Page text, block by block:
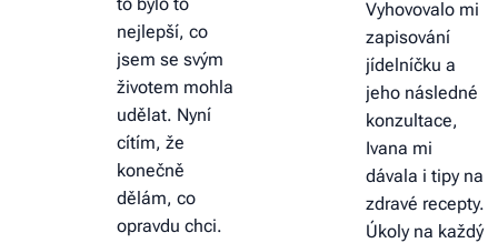
nejlepší, co
jsem se svým
životem mohla
udělat. Nyní
cítím, že
konečně
dělám, co
opravdu chci.
Vyhovovalo mi
zapisování
jídelníčku a
jeho následné
konzultace,
Ivana mi
dávala i tipy na
zdravé recepty.
Úkoly na každý